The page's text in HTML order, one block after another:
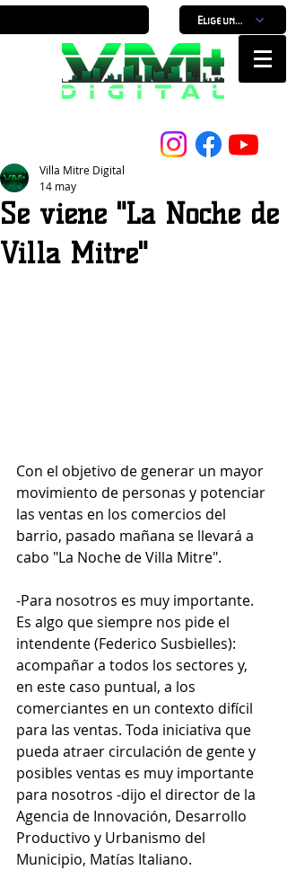
Elige un horario
Se viene "La Noche de
Villa Mitre"
Villa Mitre Digital
14 may
Con el objetivo de generar un mayor
movimiento de personas y potenciar
las ventas en los comercios del
barrio, pasado mañana se llevará a
cabo "La Noche de Villa Mitre".
-Para nosotros es muy importante.
Es algo que siempre nos pide el
intendente (Federico Susbielles):
acompañar a todos los sectores y,
en este caso puntual, a los
comerciantes en un contexto difícil
para las ventas. Toda iniciativa que
pueda atraer circulación de gente y
posibles ventas es muy importante
para nosotros -dijo el director de la
Agencia de Innovación, Desarrollo
Productivo y Urbanismo del
Municipio, Matías Italiano.